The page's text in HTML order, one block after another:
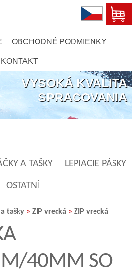
OBCHODNÉ PODMIENKY
KONTAKT
VYSOKÁ KVALITA
SPRACOVANIA
A TAŠKY LEPIACIE PÁSKY
OSTATNÍ
tašky » ZIP vrecká » ZIP vrecká
40ΜM SO